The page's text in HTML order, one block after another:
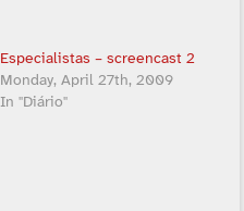
Especialistas – screencast 2
Monday, April 27th, 2009
In "Diário"